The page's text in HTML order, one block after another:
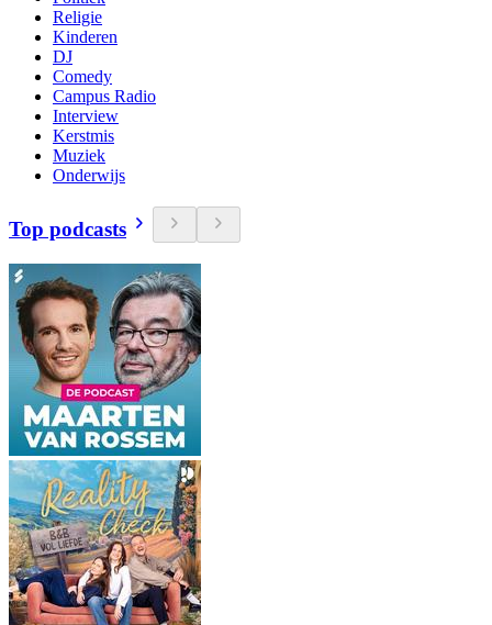
Religie
Kinderen
DJ
Comedy
Campus Radio
Interview
Kerstmis
Muziek
Onderwijs
Top podcasts